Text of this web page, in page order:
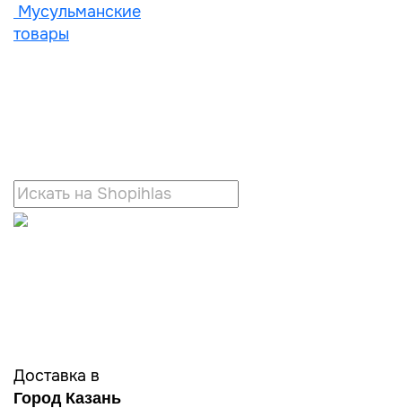
Мусульманские
товары
Доставка в
Город Казань